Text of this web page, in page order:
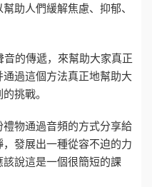
助人們緩解焦慮、抑郁、
的傳遞，來幫助大家真正
過這個方法真正地幫助大
挑戰。
物通過音頻的方式分享給
發展出一種從容不迫的力
說這是一個很簡短的課